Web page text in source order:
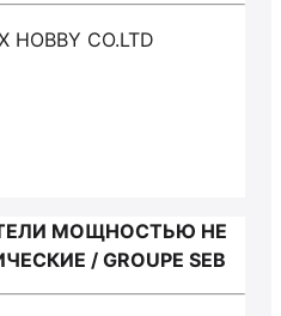
HOBBY CO.LTD
МОЩНОСТЬЮ НЕ
/ GROUPE SEB